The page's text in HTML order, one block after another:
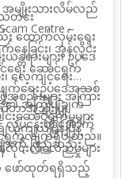
အမျိုးသားလိမ်လည်
Centre –
ေခြင်း၊ အွန်လိုင်း
င်ရေး ဆောင်ရွက်
ဖျက်ရေးဥပဒေအသစ်
က်ဘာအသုံးပြု
ယ်ကျယ်ပြန့်ပြန့်
န်လိုင်းလိမ်လည်မှုများ
ဖော်ထုတ်ရရှိသည့်
သတင်း
းထောက်လှမ်းရေး
ားများ၊ ဥပဒေ
၊ လေ့ကျင့်ရေး
စည်းများအကြား
းဆောင်ရွက်မှုများ
ရွက်လျက်ရှိပါသည်။
၏ အကြံပြုချက်
လုပ်ငန်းစဉ်အောက်
ားကို ဖြည့်ဆည်း